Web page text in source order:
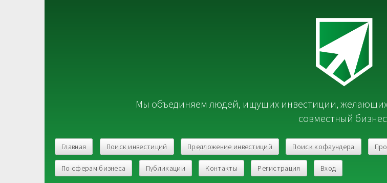
Мы объединяем людей, ищущих инвестиции,
совместный
Главная Поиск инвестиций Предложение инвестиций Поиск кофаундера
По сферам бизнеса Публикации Контакты Регистрация Вход